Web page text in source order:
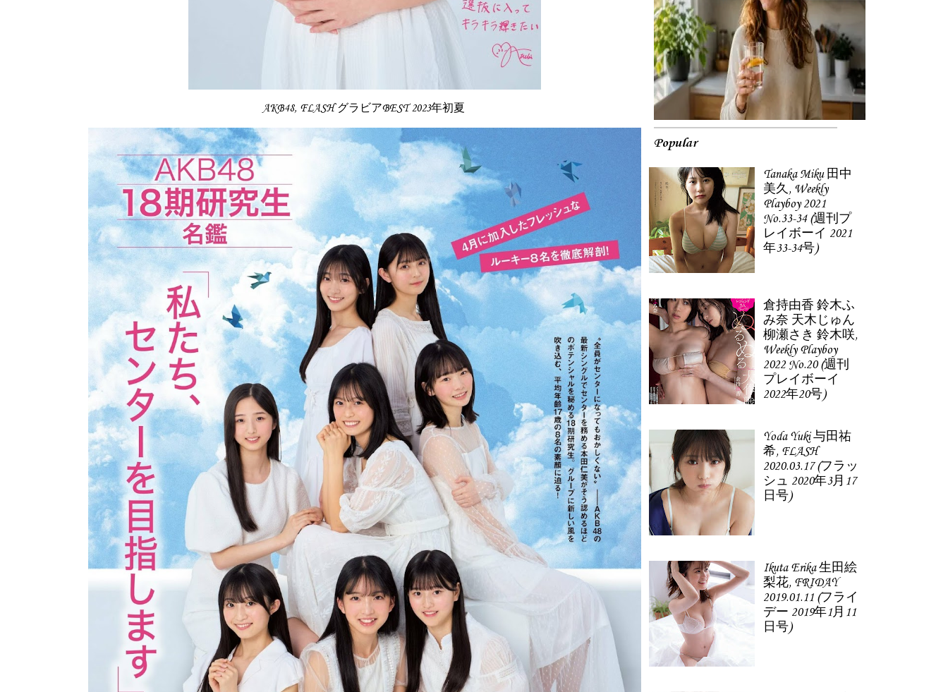
AKB48, FLASH グラビアBEST 2023年初夏
Popular
Tanaka Miku 田中
美久, Weekly
Playboy 2021
No.33-34 (週刊プ
レイボーイ 2021
年33-34号)
倉持由香 鈴木ふ
み奈 天木じゅん
柳瀬さき 鈴木咲,
Weekly Playboy
2022 No.20 (週刊
プレイボーイ
2022年20号)
Yoda Yuki 与田祐
希, FLASH
2020.03.17 (フラッ
シュ 2020年3月17
日号)
Ikuta Erika 生田絵
梨花, FRIDAY
2019.01.11 (フライ
デー 2019年1月11
日号)